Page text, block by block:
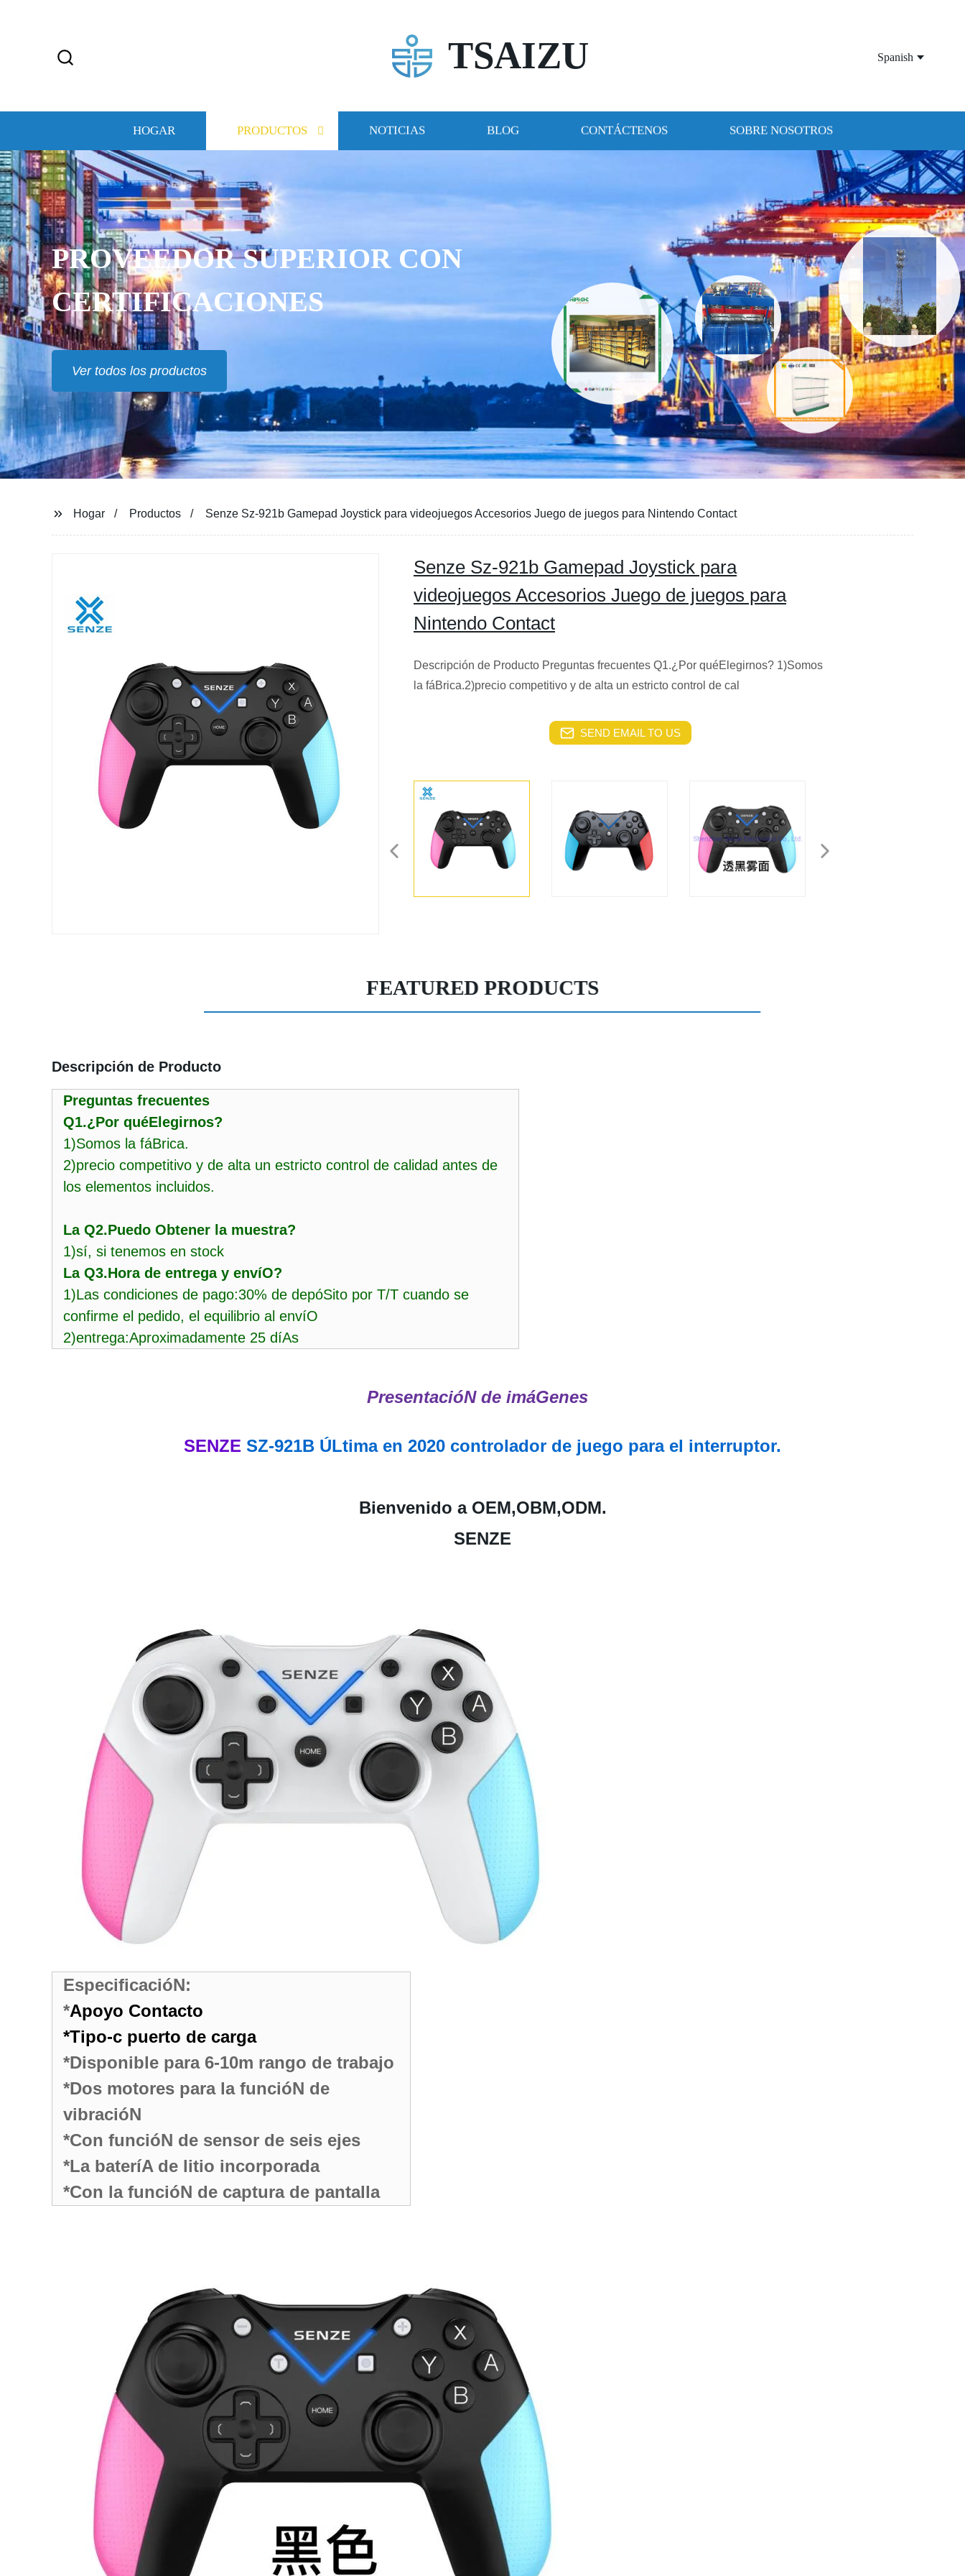
TSAIZU Spanish
HOGAR PRODUCTOS NOTICIAS BLOG CONTÁCTENOS SOBRE NOSOTROS
PROVEEDOR SUPERIOR CON
CERTIFICACIONES
Ver todos los productos
Hogar Productos Senze Sz-921b Gamepad Joystick para videojuegos Accesorios Juego de juegos para Nintendo Contact
Senze Sz-921b Gamepad Joystick para
videojuegos Accesorios Juego de juegos para
Nintendo Contact
Descripción de Producto Preguntas frecuentes Q1.¿Por quéElegirnos? 1)Somos
la fáBrica.2)precio competitivo y de alta un estricto control de cal
SEND EMAIL TO US
FEATURED PRODUCTS
Descripción de Producto
Preguntas frecuentes
Q1.¿Por quéElegirnos?
1)Somos la fáBrica.
2)precio competitivo y de alta un estricto control de calidad antes de
los elementos incluidos.
La Q2.Puedo Obtener la muestra?
1)sí, si tenemos en stock
La Q3.Hora de entrega y envíO?
1)Las condiciones de pago:30% de depóSito por T/T cuando se
confirme el pedido, el equilibrio al envíO
2)entrega:Aproximadamente 25 díAs
PresentacióN de imáGenes
SENZE SZ-921B ÚLtima en 2020 controlador de juego para el interruptor.
Bienvenido a OEM,OBM,ODM.
SENZE
EspecificacióN:
*Apoyo Contacto
*Tipo-c puerto de carga
*Disponible para 6-10m rango de trabajo
*Dos motores para la funcióN de
vibracióN
*Con funcióN de sensor de seis ejes
*La bateríA de litio incorporada
*Con la funcióN de captura de pantalla